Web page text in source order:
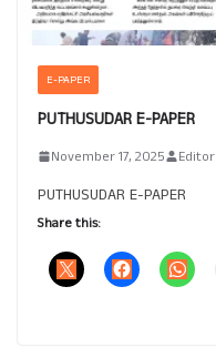
E-PAPER
PUTHUSUDAR E-PAPER
November 17, 2025 Editor
PUTHUSUDAR E-PAPER
Share this: